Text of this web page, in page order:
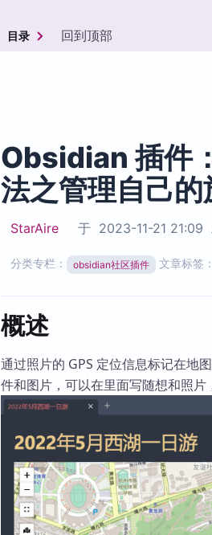
目录 回到顶部
Obsidian 插件
法之管理自己
StarAire 于 2023-11-21 21:09
分类专栏： obsidian社区插件 文章标签：
概述
通过照片的 GPS 定位信息标记在地
件和图片，可以在里面写随想和照片